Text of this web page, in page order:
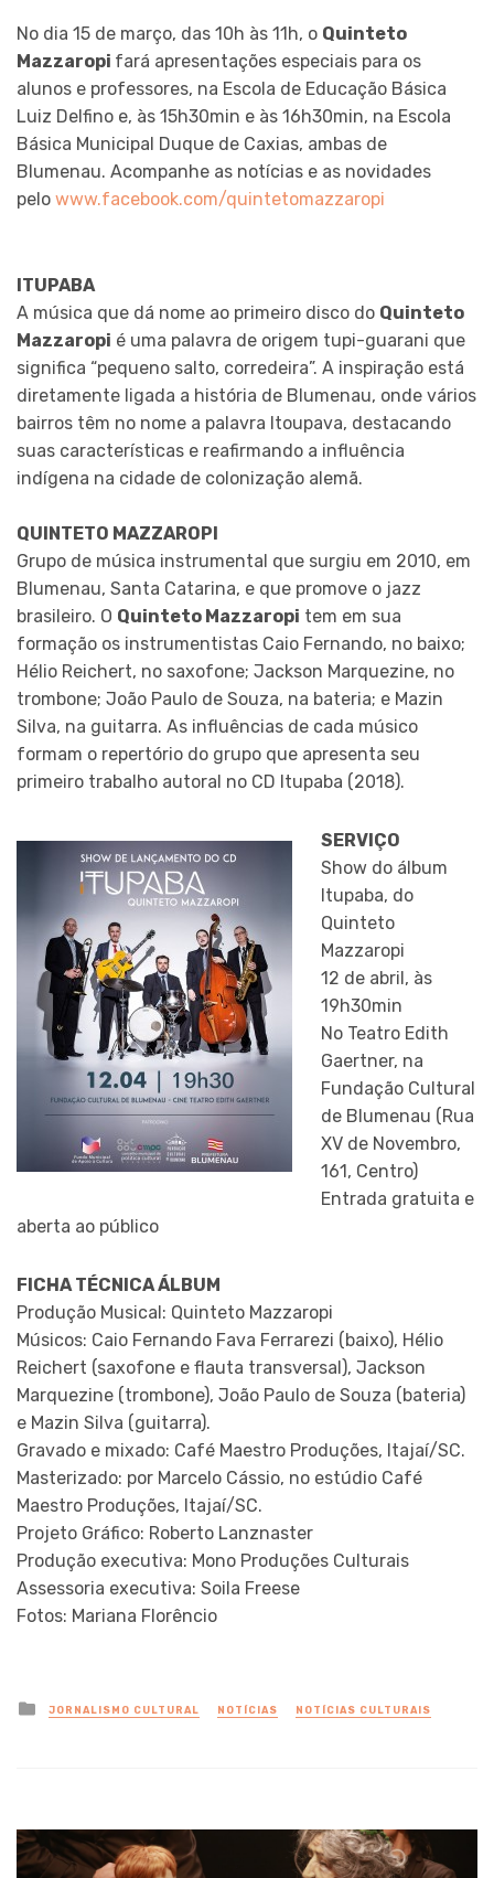
No dia 15 de março, das 10h às 11h, o Quinteto
Mazzaropi fará apresentações especiais para os
alunos e professores, na Escola de Educação Básica
Luiz Delfino e, às 15h30min e às 16h30min, na Escola
Básica Municipal Duque de Caxias, ambas de
Blumenau. Acompanhe as notícias e as novidades
pelo www.facebook.com/quintetomazzaropi
ITUPABA
A música que dá nome ao primeiro disco do Quinteto
Mazzaropi é uma palavra de origem tupi-guarani que
significa “pequeno salto, corredeira”. A inspiração está
diretamente ligada a história de Blumenau, onde vários
bairros têm no nome a palavra Itoupava, destacando
suas características e reafirmando a influência
indígena na cidade de colonização alemã.
QUINTETO MAZZAROPI
Grupo de música instrumental que surgiu em 2010, em
Blumenau, Santa Catarina, e que promove o jazz
brasileiro. O Quinteto Mazzaropi tem em sua
formação os instrumentistas Caio Fernando, no baixo;
Hélio Reichert, no saxofone; Jackson Marquezine, no
trombone; João Paulo de Souza, na bateria; e Mazin
Silva, na guitarra. As influências de cada músico
formam o repertório do grupo que apresenta seu
primeiro trabalho autoral no CD Itupaba (2018).
SERVIÇO
Show do álbum
Itupaba, do
Quinteto
Mazzaropi
12 de abril, às
19h30min
No Teatro Edith
Gaertner, na
Fundação Cultural
de Blumenau (Rua
XV de Novembro,
161, Centro)
Entrada gratuita e
aberta ao público
FICHA TÉCNICA ÁLBUM
Produção Musical: Quinteto Mazzaropi
Músicos: Caio Fernando Fava Ferrarezi (baixo), Hélio
Reichert (saxofone e flauta transversal), Jackson
Marquezine (trombone), João Paulo de Souza (bateria)
e Mazin Silva (guitarra).
Gravado e mixado: Café Maestro Produções, Itajaí/SC.
Masterizado: por Marcelo Cássio, no estúdio Café
Maestro Produções, Itajaí/SC.
Projeto Gráfico: Roberto Lanznaster
Produção executiva: Mono Produções Culturais
Assessoria executiva: Soila Freese
Fotos: Mariana Florêncio
Posted
in
JORNALISMO CULTURAL NOTÍCIAS NOTÍCIAS CULTURAIS